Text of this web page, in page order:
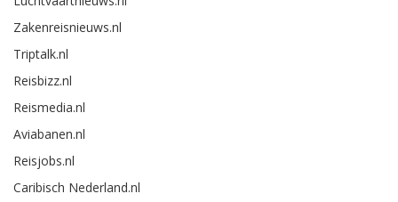
Zakenreisnieuws.nl
Triptalk.nl
Reisbizz.nl
Reismedia.nl
Aviabanen.nl
Reisjobs.nl
Caribisch Nederland.nl